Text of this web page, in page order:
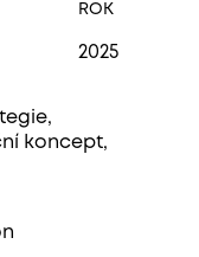
ROK
2025
koncept,